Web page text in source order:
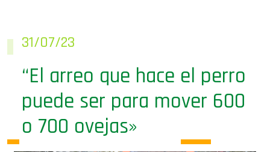
31/07/23
“El arreo que hace el perro
puede ser para mover 600
o 700 ovejas»